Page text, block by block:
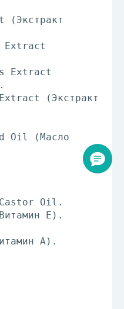
Extract
Extract
(Экстракт
Oil (Масло
Castor Oil.
Е).
А).